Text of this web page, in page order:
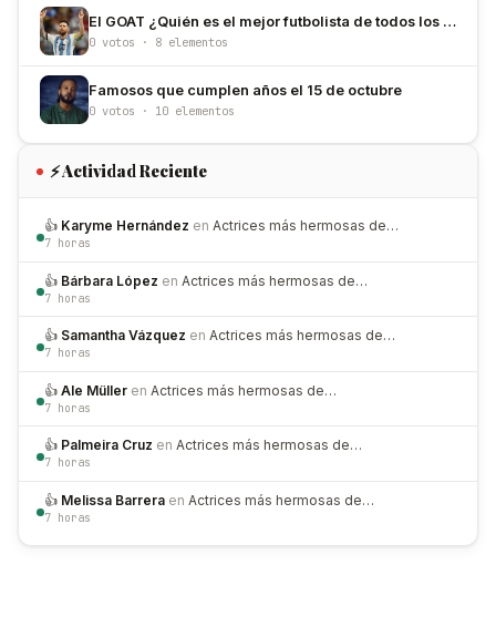
El GOAT ¿Quién es el mejor futbolista de todos los tiempos?
0 votos · 8 elementos
Famosos que cumplen años el 15 de octubre
0 votos · 10 elementos
⚡ Actividad Reciente
👍 Karyme Hernández en Actrices más hermosas de…
7 horas
👍 Bárbara López en Actrices más hermosas de…
7 horas
👍 Samantha Vázquez en Actrices más hermosas de…
7 horas
👍 Ale Müller en Actrices más hermosas de…
7 horas
👍 Palmeira Cruz en Actrices más hermosas de…
7 horas
👍 Melissa Barrera en Actrices más hermosas de…
7 horas